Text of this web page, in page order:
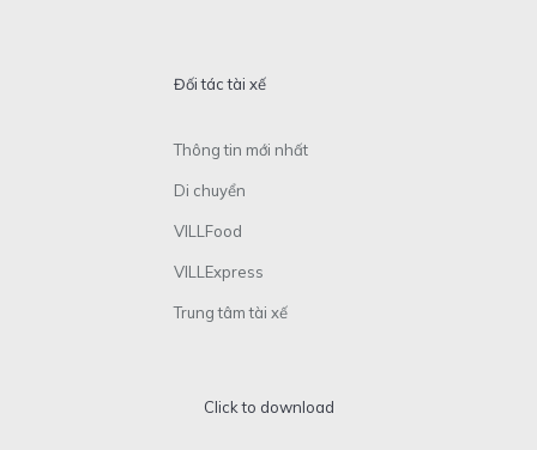
Đối tác tài xế
Thông tin mới nhất
Di chuyển
VILLFood
VILLExpress
Trung tâm tài xế
Click to download